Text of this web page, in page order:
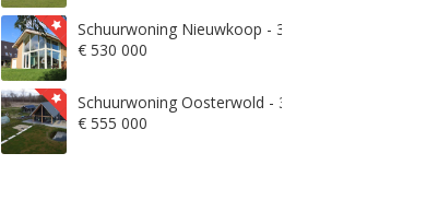
Schuurwoning Nieuwkoop - 3871
€ 530 000
Schuurwoning Oosterwold - 3906
€ 555 000